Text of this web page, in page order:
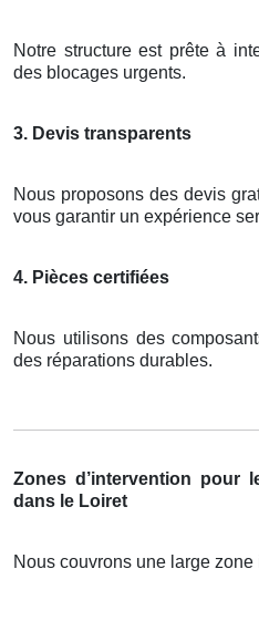
Notre structure est prête à
des blocages urgents.
3. Devis transparents
Nous proposons des devis
vous garantir un expérience
4. Pièces certifiées
Nous utilisons des
des réparations durables.
Zones d’intervention pour
dans le Loiret
Nous couvrons une large zone